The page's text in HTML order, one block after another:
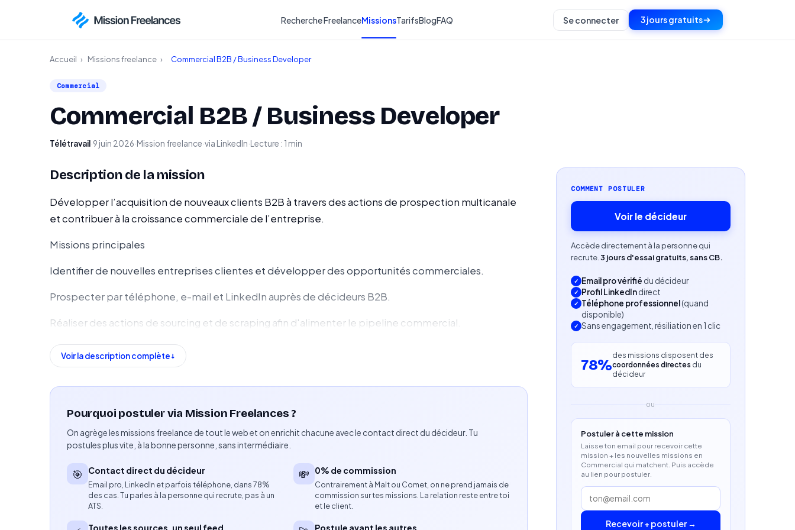
Recherche FreelanceMissionsTarifsBlogFAQ Se connecter 3 jours gratuits
Accueil › Missions freelance › Commercial B2B / Business Developer
Commercial
Commercial B2B / Business Developer
Télétravail·9 juin 2026·Mission freelance·via LinkedIn·Lecture : 1 min
Description de la mission
Développer l’acquisition de nouveaux clients B2B à travers des actions de prospection multicanale
et contribuer à la croissance commerciale de l’entreprise.
Missions principales
Identifier de nouvelles entreprises clientes et développer des opportunités commerciales.
Prospecter par téléphone, e-mail et LinkedIn auprès de décideurs B2B.
Réaliser des actions de sourcing et de scraping afin d'alimenter le pipeline commercial.
Qualifier les besoins des prospects et détecter les opportunités.
Réaliser une veille sur les entreprises ciblées et leur marché.
Collaborer avec les équipes commerciales et marketing.
Atteindre les objectifs commerciaux fixés.
Compétences attendues
Voir la description complète
Pourquoi postuler via Mission Freelances ?
On agrège les missions freelance de tout le web et on enrichit chacune avec le contact direct du décideur. Tu
postules plus vite, à la bonne personne, sans intermédiaire.
🎯 Contact direct du décideur
Email pro, LinkedIn et parfois téléphone, dans 78%
des cas. Tu parles à la personne qui recrute, pas à un
ATS.
💸 0% de commission
Contrairement à Malt ou Comet, on ne prend jamais de
commission sur tes missions. La relation reste entre toi
et le client.
Toutes les sources, un seul feed Postule avant les autres
COMMENT POSTULER
Voir le décideur
Accède directement à la personne qui
recrute. 3 jours d'essai gratuits, sans CB.
Email pro vérifié du décideur
Profil LinkedIndirect
Téléphone professionnel(quand
disponible)
Sans engagement, résiliation en 1 clic
78%
des missions disposent des
coordonnées directes du
décideur
OU
Postuler à cette mission
Laisse ton email pour recevoir cette
mission + les nouvelles missions en
Commercial qui matchent. Puis accède
au lien pour postuler.
Recevoir + postuler →